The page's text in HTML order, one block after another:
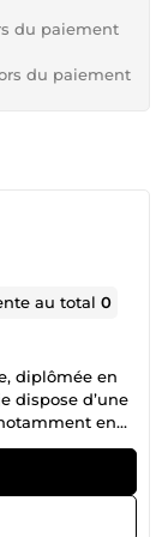
du paiement
du paiement
au total0
diplômée en
dispose d’une
en
Cette double
des
et